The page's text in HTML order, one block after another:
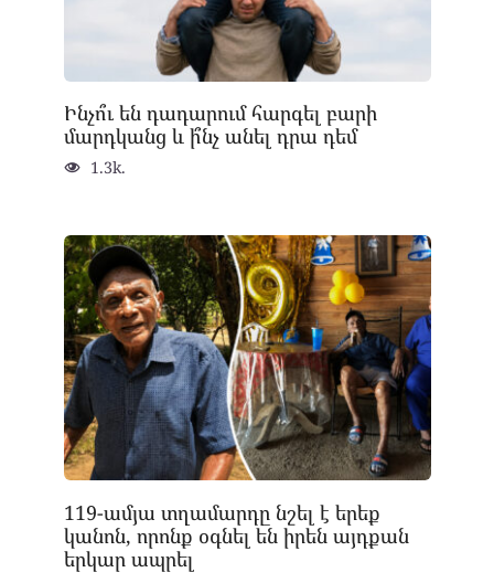
Ինչո՞ւ են դադարում հարգել բարի
մարդկանց և ի՞նչ անել դրա դեմ
1.3k.
119-ամյա տղամարդը նշել է երեք
կանոն, որոնք օգնել են իրեն այդքան
երկար ապրել